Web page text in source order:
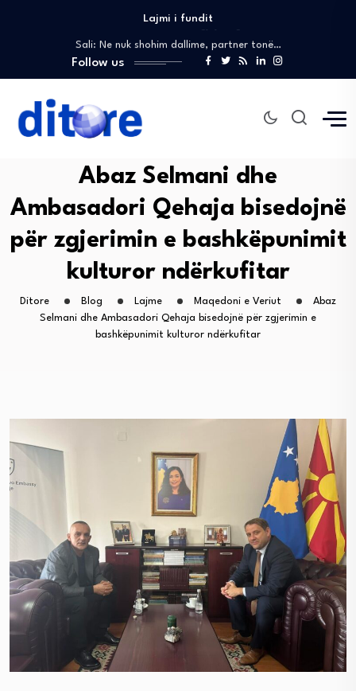
Lajmi i fundit
Sali në Kuvend: Do të korrigjojmë gabimet…
Sali: Ne nuk shohim dallime, partner tonë…
Gashi në Kopenhagë, do të marrë pjesë…
Gashi në kështjellën Christiansborg, pjesë e pritjes…
Reagim: Valon Elezi sqaron mungesën e përkohshme…
Sali në Kuvend: Do të korrigjojmë gabimet…
Follow us
Abaz Selmani dhe
Ambasadori Qehaja bisedojnë
për zgjerimin e bashkëpunimit
kulturor ndërkufitar
Ditore Blog Lajme Maqedoni e Veriut
Abaz
Selmani dhe Ambasadori Qehaja bisedojnë për zgjerimin e
bashkëpunimit kulturor ndërkufitar